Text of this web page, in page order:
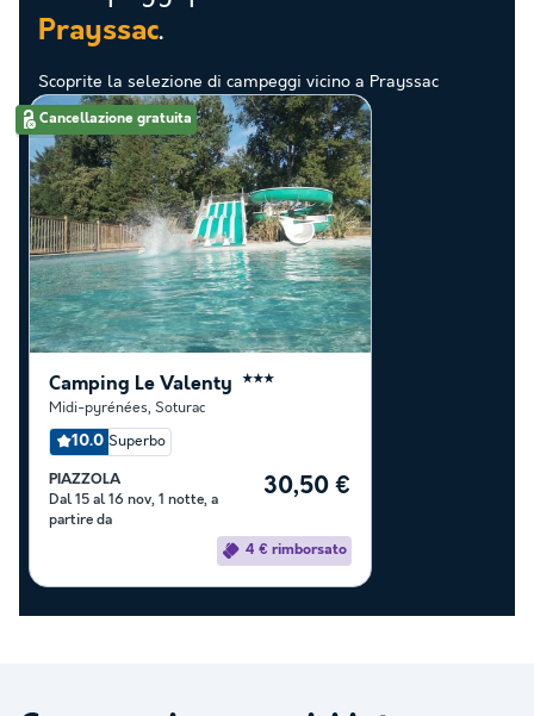
Prayssac.
Scoprite la selezione di campeggi vicino a Prayssac
valutati come i migliori dai nostri clienti
Cancellazione gratuita
Camping Le Valenty ★★★
Midi-pyrénées, Soturac
10.0 Superbo
PIAZZOLA
Dal 15 al 16 nov, 1 notte, a
partire da
30,50 €
4 € rimborsato